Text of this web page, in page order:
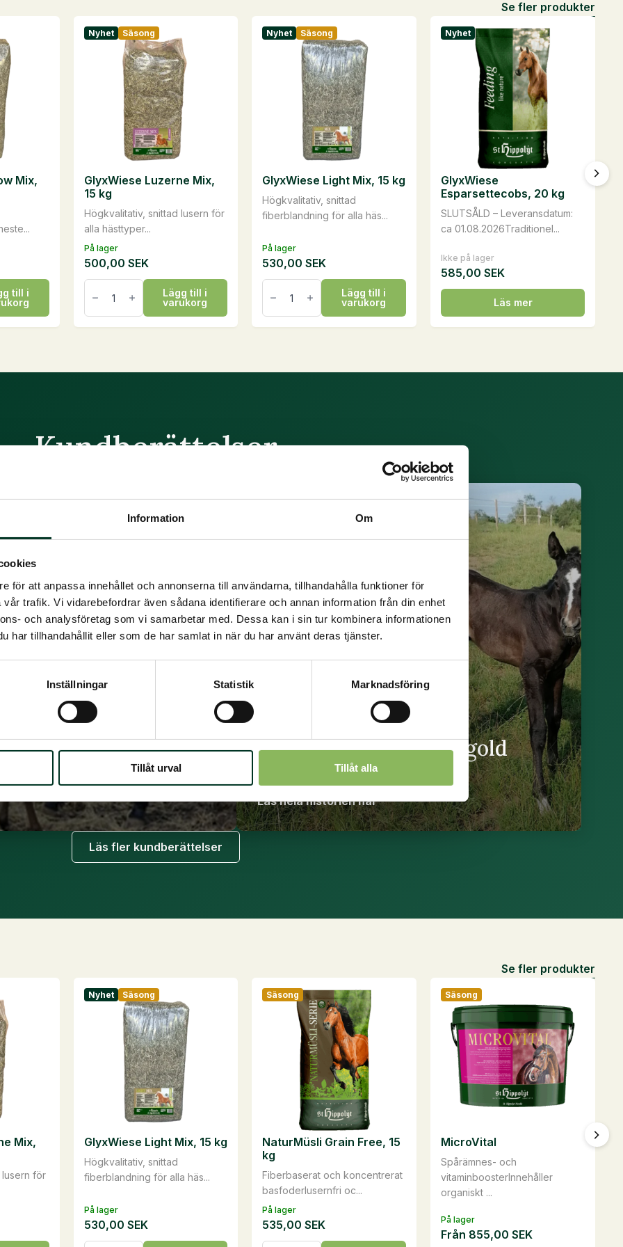
Information Om
för att anpassa innehållet och annonserna till användarna, tillhandahålla funktioner för
trafik. Vi vidarebefordrar även sådana identifierare och annan information från din enhet
och analysföretag som vi samarbetar med. Dessa kan i sin tur kombinera informationen
har tillhandahållit eller som de har samlat in när du har använt deras tjänster.
Inställningar Statistik Marknadsföring
Tillåt urval Tillåt alla
Se fler produkter
Mix,
till i
På lager
Nyhet Säsong
​Högkvalitativ, snittad lusern för
alla hästtyper​...
GlyxWiese Luzerne Mix,
15 kg
500,00 SEK
GlyxWiese
Luzerne
15
kg
Lägg till i
varukorg
På lager
Nyhet Säsong
Högkvalitativ, snittad
fiberblandning för alla häs...
GlyxWiese Light Mix, 15 kg
530,00SEK
GlyxWiese
Light
15
kg
Lägg till i
varukorg
Ikke på lager
Nyhet
SLUTSÅLD – Leveransdatum:
ca 01.08.2026Traditionel...
GlyxWiese
Esparsettecobs, 20 kg
585,00SEK
Läs mer
Kundberättelser
KUNDBERÄTTELSE
Bra start med Fohlengold
LifeStart
Läs hela historien här
Läs fler kundberättelser
Se fler produkter
lusern för
Mix,
På lager
Nyhet Säsong
Högkvalitativ, snittad
fiberblandning för alla häs...
GlyxWiese Light Mix, 15 kg
530,00 SEK
På lager
Säsong
Fiberbaserat och koncentrerat
basfoderlusernfri oc...
NaturMüsli Grain Free, 15
kg
535,00SEK
På lager
Säsong
Spårämnes- och
vitaminboosterInnehåller
organiskt ...
MicroVital
Från 855,00SEK